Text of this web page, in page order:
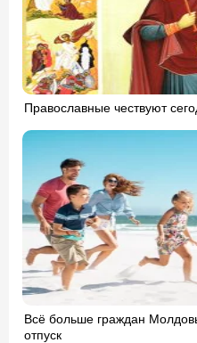
Православные чествуют
Всё больше граждан
отпуск